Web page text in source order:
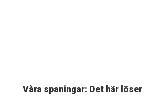
Våra spaningar: Det här löser